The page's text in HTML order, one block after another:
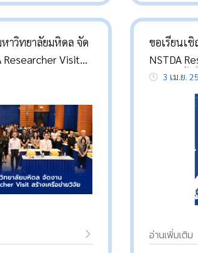
าวิทยาลัยมหิดล จัด
Researcher Visit
ระดับความร่วมมือ
งได้
ขอเรียนเ
NSTDA
2569 ครั้ง
3 เม.ย.
อ่านเพิ่มเติม